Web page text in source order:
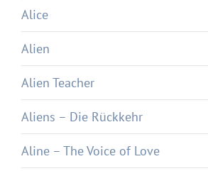
Alice
Alien
Alien Teacher
Aliens – Die Rückkehr
Aline – The Voice of Love